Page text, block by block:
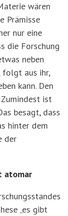
wären
Prämisse
nur eine
die Forschung
neben
folgt aus ihr,
kann. Den
ist
besagt, dass
hinter dem
der
atomar
„es gibt